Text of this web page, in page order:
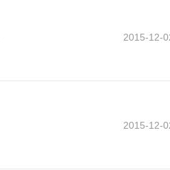
2015-12-
2015-12-